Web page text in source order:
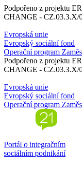
Podpořeno z projektu
CHANGE - CZ.03.3.X/
Evropská unie
Evropský sociální fond
Operační program
Podpořeno z projektu
CHANGE - CZ.03.3.X/
Evropská unie
Evropský sociální fond
Operační program
Portál o integračním
sociálním podnikání